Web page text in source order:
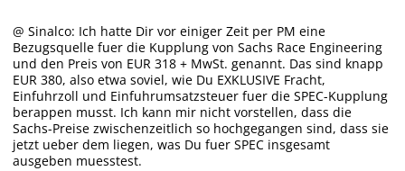
@ Sinalco: Ich hatte Dir vor einiger Zeit per PM eine
Bezugsquelle fuer die Kupplung von Sachs Race Engineering
und den Preis von EUR 318 + MwSt. genannt. Das sind knapp
EUR 380, also etwa soviel, wie Du EXKLUSIVE Fracht,
Einfuhrzoll und Einfuhrumsatzsteuer fuer die SPEC-Kupplung
berappen musst. Ich kann mir nicht vorstellen, dass die
Sachs-Preise zwischenzeitlich so hochgegangen sind, dass sie
jetzt ueber dem liegen, was Du fuer SPEC insgesamt
ausgeben muesstest.